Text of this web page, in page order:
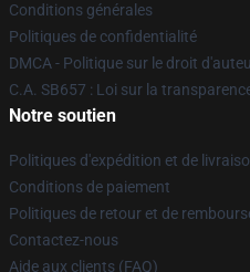
Conditions générales
Politiques de confidentialité
DMCA - Politique sur le droit
C.A. SB657 : Loi sur la
Notre soutien
Politiques d'expédition et de
Conditions de paiement
Politiques de retour et de
Contactez-nous
Aide aux clients (FAQ)